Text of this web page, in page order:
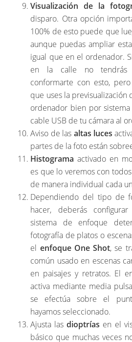
Visualización de la
disparo. Otra opción
100% de esto puede que
aunque puedas ampliar
igual que en el ordenador.
en la calle no tendrás
conformarte con esto,
que uses la previsualización
ordenador bien por
cable USB de tu cámara al
Aviso de las altas luces
partes de la foto están
Histograma activado en
es que lo veremos con
de manera individual cada
Dependiendo del tipo de
hacer, deberás
sistema de enfoque
fotografía de platos o
el enfoque One Shot, se
común usado en escenas
en paisajes y retratos. El
activa mediante media
se efectúa sobre el
hayamos seleccionado.
Ajusta lasdioptrías en el
básico que muchas veces